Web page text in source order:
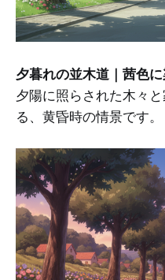
夕暮れの並木道｜茜色
夕陽に照らされた木々
る、黄昏時の情景です。